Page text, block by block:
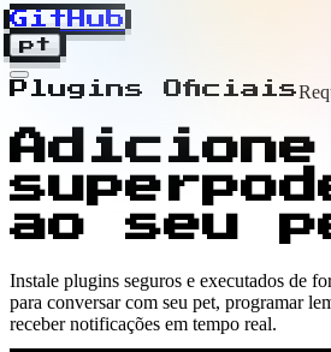
GitHub
pt
Plugins Oficiais
Adicione
ao seu
Instale plugins seguros e executados de
para conversar com seu pet, programar
receber notificações em tempo real.